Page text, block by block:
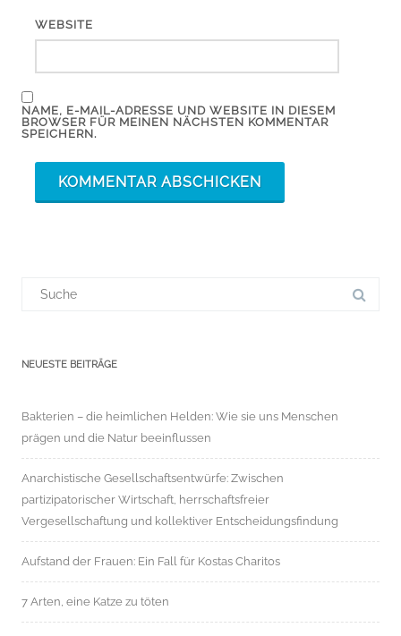
WEBSITE
NAME, E-MAIL-ADRESSE UND WEBSITE IN DIESEM
BROWSER FÜR MEINEN NÄCHSTEN KOMMENTAR
SPEICHERN.
NEUESTE BEITRÄGE
Bakterien – die heimlichen Helden: Wie sie uns Menschen
prägen und die Natur beeinflussen
Anarchistische Gesellschaftsentwürfe: Zwischen
partizipatorischer Wirtschaft, herrschaftsfreier
Vergesellschaftung und kollektiver Entscheidungsfindung
Aufstand der Frauen: Ein Fall für Kostas Charitos
7 Arten, eine Katze zu töten